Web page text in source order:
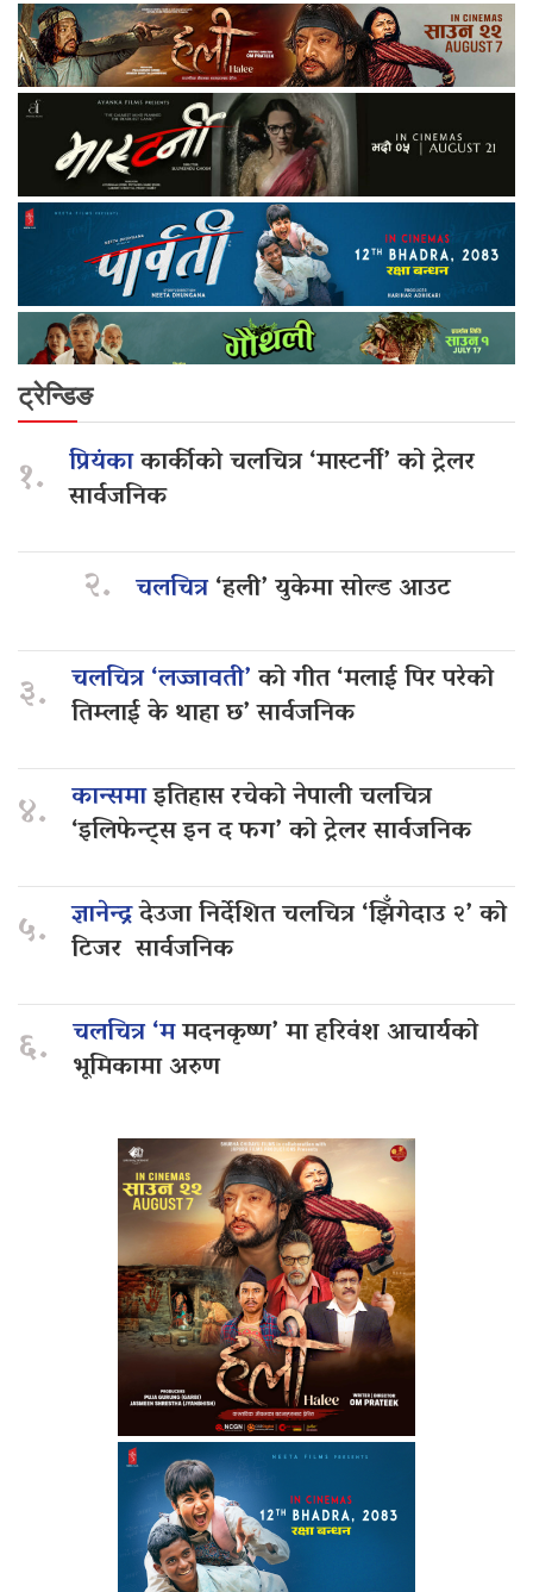
ट्रेन्डिङ
१. प्रियंकाकार्कीको चलचित्र ‘मास्टर्नी’ को ट्रेलर
सार्वजनिक
२. चलचित्र‘हली’ युकेमा सोल्ड आउट
३. चलचित्र ‘लज्जावती’को गीत ‘मलाई पिर परेको
तिम्लाई के थाहा छ’ सार्वजनिक
४. कान्समाइतिहास रचेको नेपाली चलचित्र
‘इलिफेन्ट्स इन द फग’ को ट्रेलर सार्वजनिक
५. ज्ञानेन्द्रदेउजा निर्देशित चलचित्र ‘झिँगेदाउ २’ को
टिजर सार्वजनिक
६. चलचित्र ‘ममदनकृष्ण’ मा हरिवंश आचार्यको
भूमिकामा अरुण